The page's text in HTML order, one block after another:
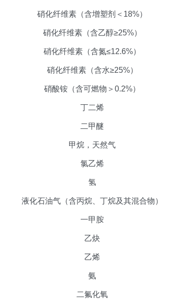
硝化纤维素（含增塑剂＜18%）
硝化纤维素（含乙醇≥25%）
硝化纤维素（含氮≤12.6%）
硝化纤维素（含水≥25%）
硝酸铵（含可燃物＞0.2%）
丁二烯
二甲醚
甲烷，天然气
氯乙烯
氢
液化石油气（含丙烷、丁烷及其混合物）
一甲胺
乙炔
乙烯
氨
二氟化氧